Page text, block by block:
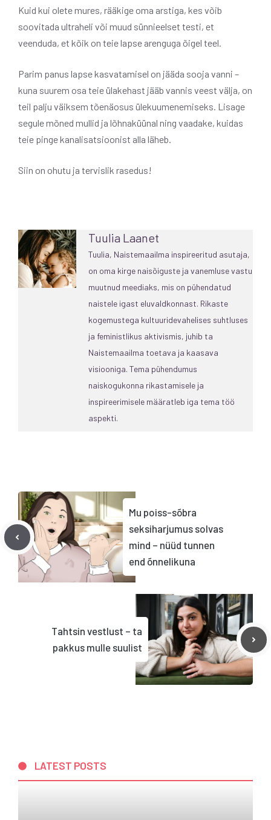
Kuid kui olete mures, rääkige oma arstiga, kes võib
soovitada ultraheli või muud sünnieelset testi, et
veenduda, et kõik on teie lapse arenguga õigel teel.
Parim panus lapse kasvatamisel on jääda sooja vanni –
kuna suurem osa teie ülakehast jääb vannis veest välja, on
teil palju väiksem tõenäosus ülekuumenemiseks. Lisage
segule mõned mullid ja lõhnaküünal ning vaadake, kuidas
teie pinge kanalisatsioonist alla läheb.
Siin on ohutu ja tervislik rasedus!
Tuulia Laanet
Tuulia, Naistemaailma inspireeritud asutaja,
on oma kirge naisõiguste ja vanemluse vastu
muutnud meediaks, mis on pühendatud
naistele igast eluvaldkonnast. Rikaste
kogemustega kultuuridevahelises suhtluses
ja feministlikus aktivismis, juhib ta
Naistemaailma toetava ja kaasava
visiooniga. Tema pühendumus
naiskogukonna rikastamisele ja
inspireerimisele määratleb iga tema töö
aspekti.
Mu poiss-sõbra
seksiharjumus solvas
mind – nüüd tunnen
end õnnelikuna
Tahtsin vestlust – ta
pakkus mulle suulist
LATEST POSTS